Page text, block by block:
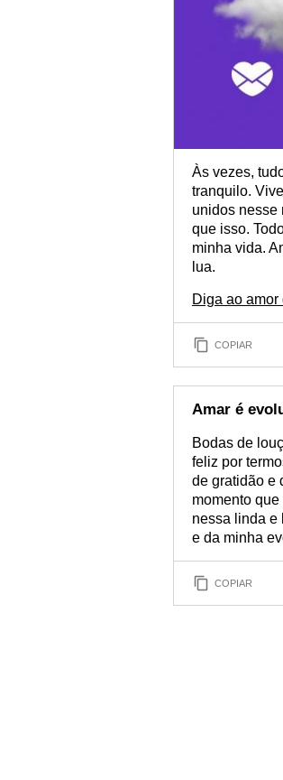
Às vezes,
tranquilo.
unidos nesse
que isso.
minha vida.
lua.
Diga ao
COPIAR
Amar é
Bodas de
feliz por
de gratidão e
momento
nessa linda e
e da minha
COPIAR